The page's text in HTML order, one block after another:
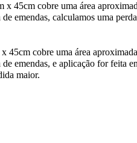
x 45cm cobre uma área
de emendas, calculamos uma
45cm cobre uma área
de emendas, e aplicação for feita
maior.